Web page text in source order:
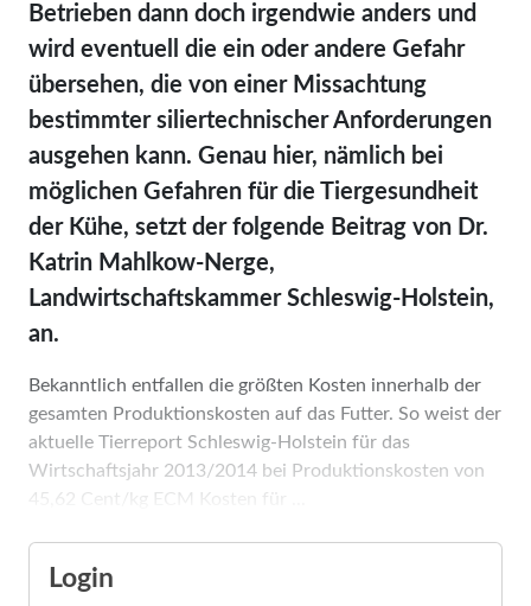
Betrieben dann doch irgendwie anders und
wird eventuell die ein oder andere Gefahr
übersehen, die von einer Missachtung
bestimmter siliertechnischer Anforderungen
ausgehen kann. Genau hier, nämlich bei
möglichen Gefahren für die Tiergesundheit
der Kühe, setzt der folgende Beitrag von Dr.
Katrin Mahlkow-Nerge,
Landwirtschaftskammer Schleswig-Holstein,
an.
Bekanntlich entfallen die größten Kosten innerhalb der
gesamten Produktionskosten auf das Futter. So weist der
aktuelle Tierreport Schleswig-Holstein für das
Wirtschaftsjahr 2013/2014 bei Produktionskosten von
45,62 Cent/kg ECM Kosten für ...
Login